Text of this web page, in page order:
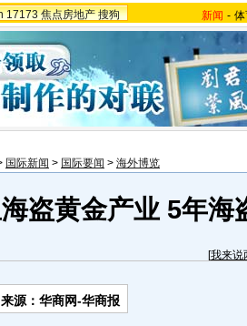
17173 焦点房地产 搜狗 新闻 -
国际新闻 > 国际要闻 > 海外博览
盗黄金产业 5年海
[我来说
来源：华商网-华商报